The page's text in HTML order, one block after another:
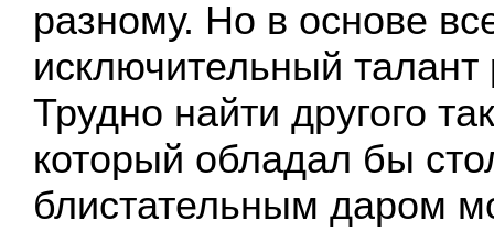
разному. Но в основе
исключительный
Трудно найти другого
который обладал бы
блистательным даром